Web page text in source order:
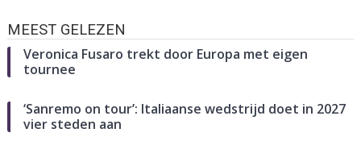
MEEST GELEZEN
Veronica Fusaro trekt door Europa met eigen
tournee
‘Sanremo on tour’: Italiaanse wedstrijd doet in 2027
vier steden aan